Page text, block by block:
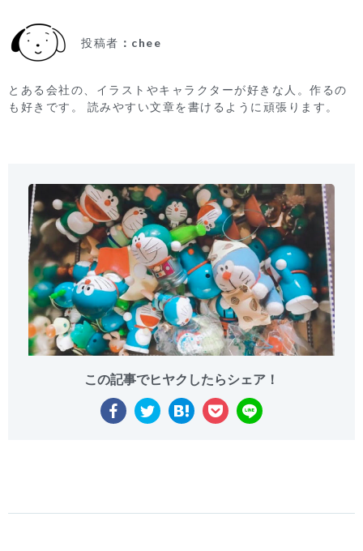
投稿者 chee
とある会社の、イラストやキャラクターが好きな人。作るの
も好きです。 読みやすい文章を書けるように頑張ります。